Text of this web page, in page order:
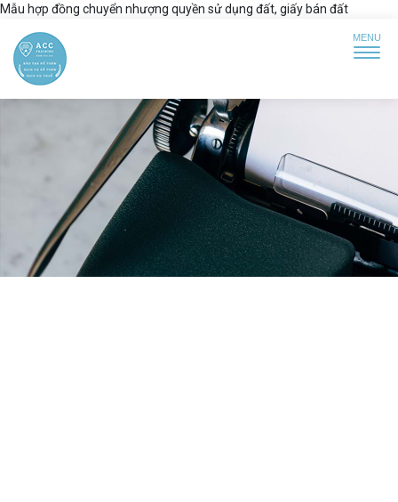
Mẫu hợp đồng chuyển nhượng quyền sử dụng đất, giấy bán đất